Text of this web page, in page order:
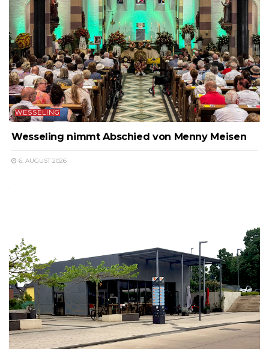
WESSELING
Wesseling nimmt Abschied von Menny Meisen
6. AUGUST 2026